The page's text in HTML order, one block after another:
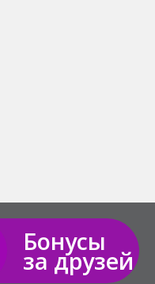
Бонусы
за друзей